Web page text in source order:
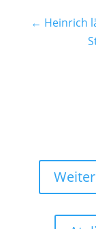
← Heinrich